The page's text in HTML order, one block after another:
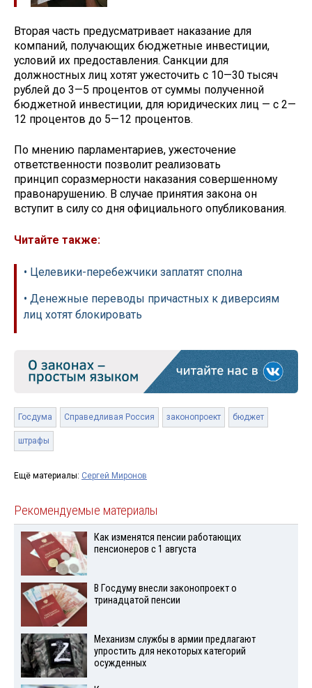
Вторая часть предусматривает наказание для
компаний, получающих бюджетные инвестиции,
условий их предоставления. Санкции для
должностных лиц хотят ужесточить с 10—30 тысяч
рублей до 3—5 процентов от суммы полученной
бюджетной инвестиции, для юридических лиц — с 2—
12 процентов до 5—12 процентов.
По мнению парламентариев, ужесточение
ответственности позволит реализовать
принцип соразмерности наказания совершенному
правонарушению. В случае принятия закона он
вступит в силу со дня официального опубликования.
Читайте также:
• Целевики-перебежчики заплатят сполна
• Денежные переводы причастных к диверсиям
лиц хотят блокировать
Госдума Справедливая Россия законопроект бюджет
штрафы
Ещё материалы: Сергей Миронов
Рекомендуемые материалы
Как изменятся пенсии работающих
пенсионеров с 1 августа
В Госдуму внесли законопроект о
тринадцатой пенсии
Механизм службы в армии предлагают
упростить для некоторых категорий
осужденных